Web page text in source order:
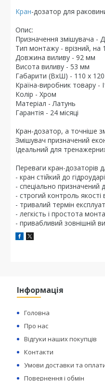
Кран-дозатор для
Опис:
Призначення змішувача -
Тип монтажу - врізний, на
Довжина виливу - 92 мм
Висота виливу - 53 мм
Габарити (ВхШ) - 110 х
Країна-виробник товару -
Колір - Хром
Матеріал - Латунь
Гарантія - 24 місяці
Кран-дозатор, а точніше
Змішувач призначений
Ідеальний для
Переваги кран-дозаторів
- кран стійкий до
- спеціально призначений
- строгий контроль якості
- тривалий термін
- легкість і простота
- привабливий зовнішній
Інформація
Головна
Про нас
Відгуки наших покупців
Контакти
Умови доставки та
Повернення і обмін